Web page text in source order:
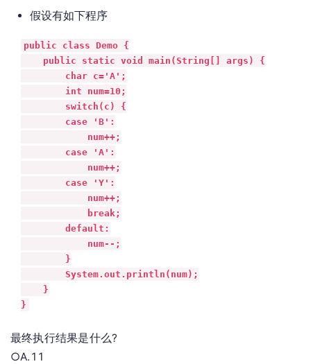
假设有如下程序
public class Demo {
    public static void main(String[] args) {
        char c='A';
        int num=10;
        switch(c) {
        case 'B':
            num++;
        case 'A':
            num++;
        case 'Y':
            num++;
            break;
        default:
            num--;
        }
        System.out.println(num);
    }
}
最终执行结果是什么?
○A.11